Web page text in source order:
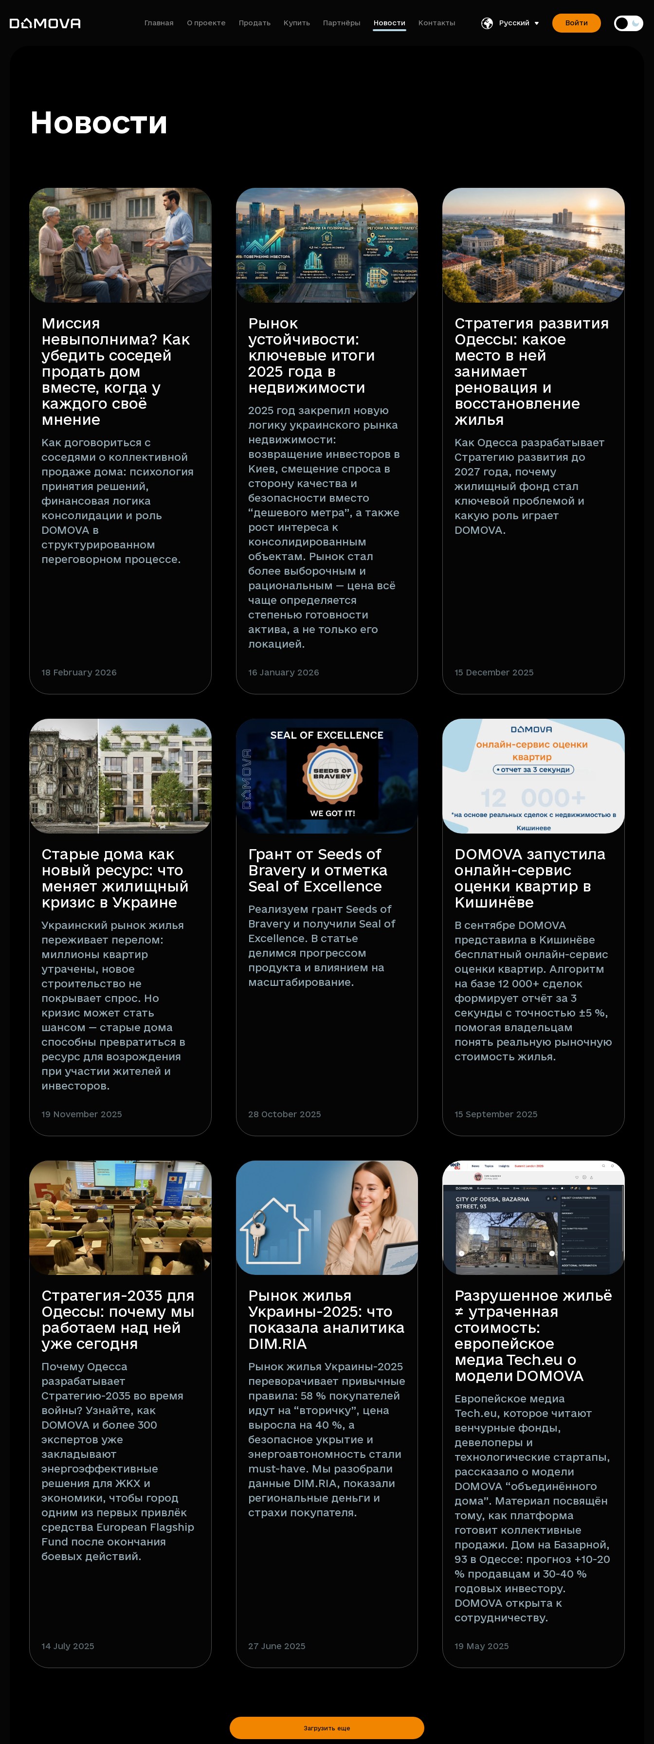
Главная О проекте Продать Купить Партнёры Новости Контакты Русский Войти
Новости
Миссия
невыполнима? Как
убедить соседей
продать дом
вместе, когда у
каждого своё
мнение
Как договориться с
соседями о коллективной
продаже дома: психология
принятия решений,
финансовая логика
консолидации и роль
DOMOVA в
структурированном
переговорном процессе.
18 February 2026
Рынок
устойчивости:
ключевые итоги
2025 года в
недвижимости
2025 год закрепил новую
логику украинского рынка
недвижимости:
возвращение инвесторов в
Киев, смещение спроса в
сторону качества и
безопасности вместо
“дешевого метра”, а также
рост интереса к
консолидированным
объектам. Рынок стал
более выборочным и
рациональным — цена всё
чаще определяется
степенью готовности
актива, а не только его
локацией.
16 January 2026
Стратегия развития
Одессы: какое
место в ней
занимает
реновация и
восстановление
жилья
Как Одесса разрабатывает
Стратегию развития до
2027 года, почему
жилищный фонд стал
ключевой проблемой и
какую роль играет
DOMOVA.
15 December 2025
Старые дома как
новый ресурс: что
меняет жилищный
кризис в Украине
Украинский рынок жилья
переживает перелом:
миллионы квартир
утрачены, новое
строительство не
покрывает спрос. Но
кризис может стать
шансом — старые дома
способны превратиться в
ресурс для возрождения
при участии жителей и
инвесторов.
19 November 2025
Грант от Seeds of
Bravery и отметка
Seal of Excellence
Реализуем грант Seeds of
Bravery и получили Seal of
Excellence. В статье
делимся прогрессом
продукта и влиянием на
масштабирование.
28 October 2025
DOMOVA запустила
онлайн-сервис
оценки квартир в
Кишинёве
В сентябре DOMOVA
представила в Кишинёве
бесплатный онлайн-сервис
оценки квартир. Алгоритм
на базе 12 000+ сделок
формирует отчёт за 3
секунды с точностью ±5 %,
помогая владельцам
понять реальную рыночную
стоимость жилья.
15 September 2025
Стратегия-2035 для
Одессы: почему мы
работаем над ней
уже сегодня
Почему Одесса
разрабатывает
Стратегию-2035 во время
войны? Узнайте, как
DOMOVA и более 300
экспертов уже
закладывают
энергоэффективные
решения для ЖКХ и
экономики, чтобы город
одним из первых привлёк
средства European Flagship
Fund после окончания
боевых действий.
14 July 2025
Рынок жилья
Украины-2025: что
показала аналитика
DIM.RIA
Рынок жилья Украины-2025
переворачивает привычные
правила: 58 % покупателей
идут на “вторичку”, цена
выросла на 40 %, а
безопасное укрытие и
энергоавтономность стали
must-have. Мы разобрали
данные DIM.RIA, показали
региональные деньги и
страхи покупателя.
27 June 2025
Разрушенное жильё
≠ утраченная
стоимость:
европейское
медиа Tech.eu о
модели DOMOVA
Европейское медиа
Tech.eu, которое читают
венчурные фонды,
девелоперы и
технологические стартапы,
рассказало о модели
DOMOVA “объединённого
дома”. Материал посвящён
тому, как платформа
готовит коллективные
продажи. Дом на Базарной,
93 в Одессе: прогноз +10-20
% продавцам и 30-40 %
годовых инвестору.
DOMOVA открыта к
сотрудничеству.
19 May 2025
Загрузить еще